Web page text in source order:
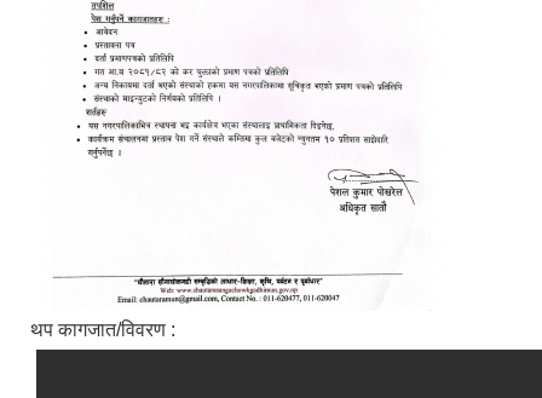
थप कागजात/विवरण :